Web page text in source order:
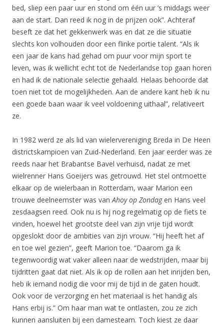
bed, sliep een paar uur en stond om één uur ’s middags weer
aan de start. Dan reed ik nog in de prijzen ook”. Achteraf
beseft ze dat het gekkenwerk was en dat ze die situatie
slechts kon volhouden door een flinke portie talent. “Als ik
een jaar de kans had gehad om puur voor mijn sport te
leven, was ik wellicht echt tot de Nederlandse top gaan horen
en had ik de nationale selectie gehaald. Helaas behoorde dat
toen niet tot de mogelijkheden. Aan de andere kant heb ik nu
een goede baan waar ik veel voldoening uithaal”, relativeert
ze.
In 1982 werd ze als lid van wielervereniging Breda in De Heen
districtskampioen van Zuid-Nederland. Een jaar eerder was ze
reeds naar het Brabantse Bavel verhuisd, nadat ze met
wielrenner Hans Goeijers was getrouwd. Het stel ontmoette
elkaar op de wielerbaan in Rotterdam, waar Marion een
trouwe deelneemster was van Ahoy op Zondagen Hans veel
zesdaagsen reed. Ook nu is hij nog regelmatig op de fiets te
vinden, hoewel het grootste deel van zijn vrije tijd wordt
opgeslokt door de ambities van zijn vrouw. “Hij heeft het af
en toe wel gezien”, geeft Marion toe. “Daarom ga ik
tegenwoordig wat vaker alleen naar de wedstrijden, maar bij
tijdritten gaat dat niet. Als ik op de rollen aan het inrijden ben,
heb ik iemand nodig die voor mij de tijd in de gaten houdt.
Ook voor de verzorging en het materiaal is het handig als
Hans erbij is.” Om haar man wat te ontlasten, zou ze zich
kunnen aansluiten bij een damesteam. Toch kiest ze daar